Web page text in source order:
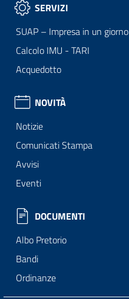
SERVIZI
SUAP – Impresa in un giorno
Calcolo IMU - TARI
Acquedotto
NOVITÀ
Notizie
Comunicati Stampa
Avvisi
Eventi
DOCUMENTI
Albo Pretorio
Bandi
Ordinanze